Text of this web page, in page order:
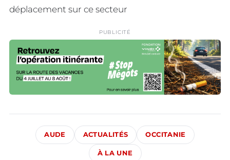
déplacement sur ce secteur
PUBLICITÉ
AUDE ACTUALITÉS OCCITANIE
À LA UNE